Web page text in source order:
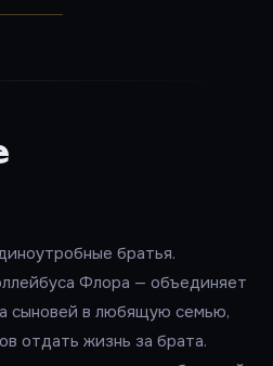
братья.
Флора — объединяет
сыновей в любящую семью,
отдать жизнь за брата.